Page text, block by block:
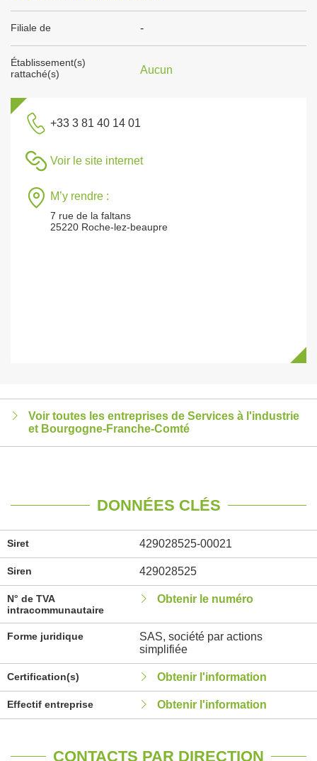
Filiale de -
Établissement(s)
rattaché(s)
Aucun
+33 3 81 40 14 01
Voir le site internet
M’y rendre :
7 rue de la faltans
25220 Roche-lez-beaupre
Voir toutes les entreprises de Services à l'industrie
et Bourgogne-Franche-Comté
DONNÉES CLÉS
Siret 429028525-00021
Siren 429028525
N° de TVA
intracommunautaire
Obtenir le numéro
Forme juridique
SAS, société par actions
simplifiée
Certification(s) Obtenir l'information
Effectif entreprise Obtenir l'information
CONTACTS PAR DIRECTION